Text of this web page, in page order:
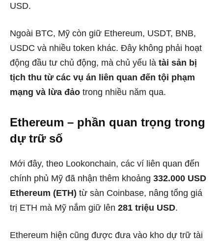
USD.
Ngoài BTC, Mỹ còn giữ Ethereum, USDT, BNB,
USDC và nhiều token khác. Đây không phải hoạt
động đầu tư chủ động, mà chủ yếu là tài sản bị
tịch thu từ các vụ án liên quan đến tội phạm
mạng và lừa đảo trong nhiều năm qua.
Ethereum – phần quan trọng trong
dự trữ số
Mới đây, theo Lookonchain, các ví liên quan đến
chính phủ Mỹ đã nhận thêm khoảng 332.000 USD
Ethereum (ETH) từ sàn Coinbase, nâng tổng giá
trị ETH mà Mỹ nắm giữ lên 281 triệu USD.
Ethereum hiện cũng được đưa vào kho dự trữ tài